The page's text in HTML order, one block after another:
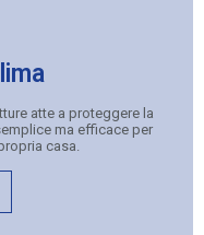
atte a proteggere la
ma efficace per
casa.